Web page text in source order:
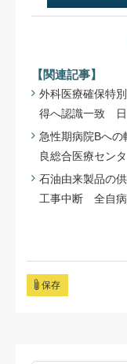
【関連記事】
外科医療確保特
得へ認識一致 日
急性期病院Bへの
良総合医療セン
石油由来製品の
工事中断 全自
保存